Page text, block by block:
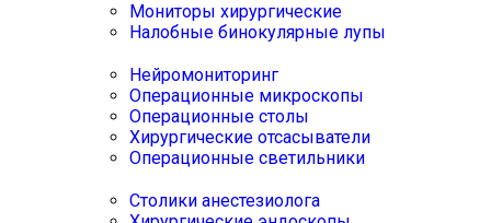
Мониторы хирургические
Налобные бинокулярные лупы
Нейромониторинг
Операционные микроскопы
Операционные столы
Хирургические отсасыватели
Операционные светильники
Столики анестезиолога